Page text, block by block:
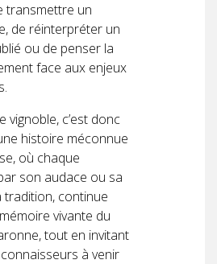
transmettre un
de réinterpréter un
ou de penser la
face aux enjeux
vignoble, c’est donc
histoire méconnue
où chaque
son audace ou sa
tradition, continue
vivante du
tout en invitant
à venir